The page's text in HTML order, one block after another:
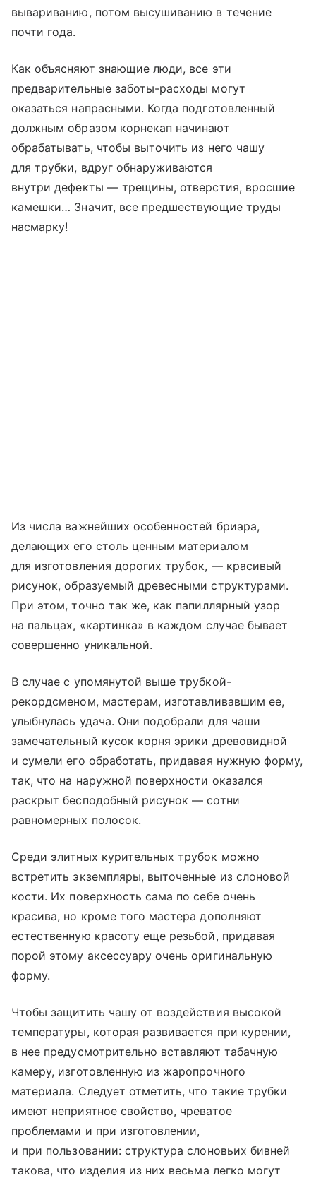
вывариванию, потом высушиванию в течение
почти года.
Как объясняют знающие люди, все эти
предварительные заботы-расходы могут
оказаться напрасными. Когда подготовленный
должным образом корнекап начинают
обрабатывать, чтобы выточить из него чашу
для трубки, вдруг обнаруживаются
внутри дефекты — трещины, отверстия, вросшие
камешки… Значит, все предшествующие труды
насмарку!
Из числа важнейших особенностей бриара,
делающих его столь ценным материалом
для изготовления дорогих трубок, — красивый
рисунок, образуемый древесными структурами.
При этом, точно так же, как папиллярный узор
на пальцах, «картинка» в каждом случае бывает
совершенно уникальной.
В случае с упомянутой выше трубкой-
рекордсменом, мастерам, изготавливавшим ее,
улыбнулась удача. Они подобрали для чаши
замечательный кусок корня эрики древовидной
и сумели его обработать, придавая нужную форму,
так, что на наружной поверхности оказался
раскрыт бесподобный рисунок — сотни
равномерных полосок.
Среди элитных курительных трубок можно
встретить экземпляры, выточенные из слоновой
кости. Их поверхность сама по себе очень
красива, но кроме того мастера дополняют
естественную красоту еще резьбой, придавая
порой этому аксессуару очень оригинальную
форму.
Чтобы защитить чашу от воздействия высокой
температуры, которая развивается при курении,
в нее предусмотрительно вставляют табачную
камеру, изготовленную из жаропрочного
материала. Следует отметить, что такие трубки
имеют неприятное свойство, чреватое
проблемами и при изготовлении,
и при пользовании: структура слоновьих бивней
такова, что изделия из них весьма легко могут